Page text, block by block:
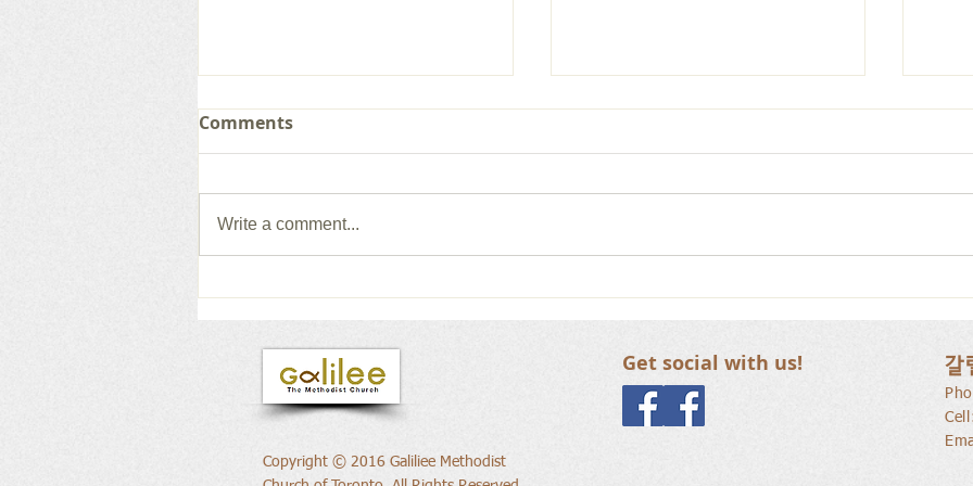
새로운 권위의 삶으로
새로운 가치를 세워가는 신앙
공동체
Comments
Write a comment...
Copyright © 2016 Galiliee Methodist
Get social with us! 갈